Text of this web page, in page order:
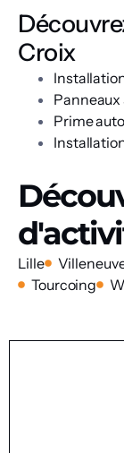
Croix
Panneaux
Prime
Lille
Tourcoing